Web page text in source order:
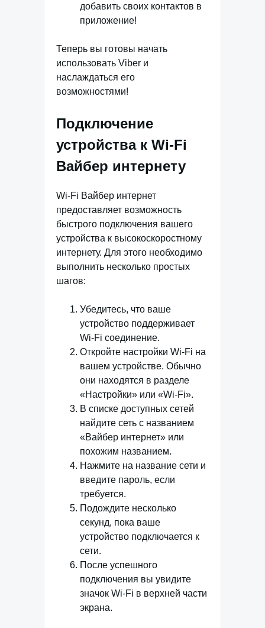
добавить своих контактов в
приложение!
Теперь вы готовы начать
использовать Viber и
наслаждаться его
возможностями!
Подключение
устройства к Wi-Fi
Вайбер интернету
Wi-Fi Вайбер интернет
предоставляет возможность
быстрого подключения вашего
устройства к высокоскоростному
интернету. Для этого необходимо
выполнить несколько простых
шагов:
Убедитесь, что ваше
устройство поддерживает
Wi-Fi соединение.
Откройте настройки Wi-Fi на
вашем устройстве. Обычно
они находятся в разделе
«Настройки» или «Wi-Fi».
В списке доступных сетей
найдите сеть с названием
«Вайбер интернет» или
похожим названием.
Нажмите на название сети и
введите пароль, если
требуется.
Подождите несколько
секунд, пока ваше
устройство подключается к
сети.
После успешного
подключения вы увидите
значок Wi-Fi в верхней части
экрана.